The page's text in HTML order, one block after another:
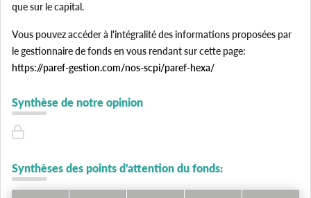
que sur le capital.
Vous pouvez accéder à l'intégralité des informations proposées par
le gestionnaire de fonds en vous rendant sur cette page:
https://paref-gestion.com/nos-scpi/paref-hexa/
Synthèse de notre opinion
Synthèses des points d'attention du fonds: